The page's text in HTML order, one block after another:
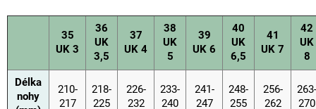
35
UK 3
36
UK
3,5
37
UK 4
38
UK
5
39
UK 6
40
UK
6,5
41
UK 7
42
UK
8
Délka
nohy
210-
217
218-
225
226-
232
233-
240
241-
247
248-
255
256-
262
263-
270